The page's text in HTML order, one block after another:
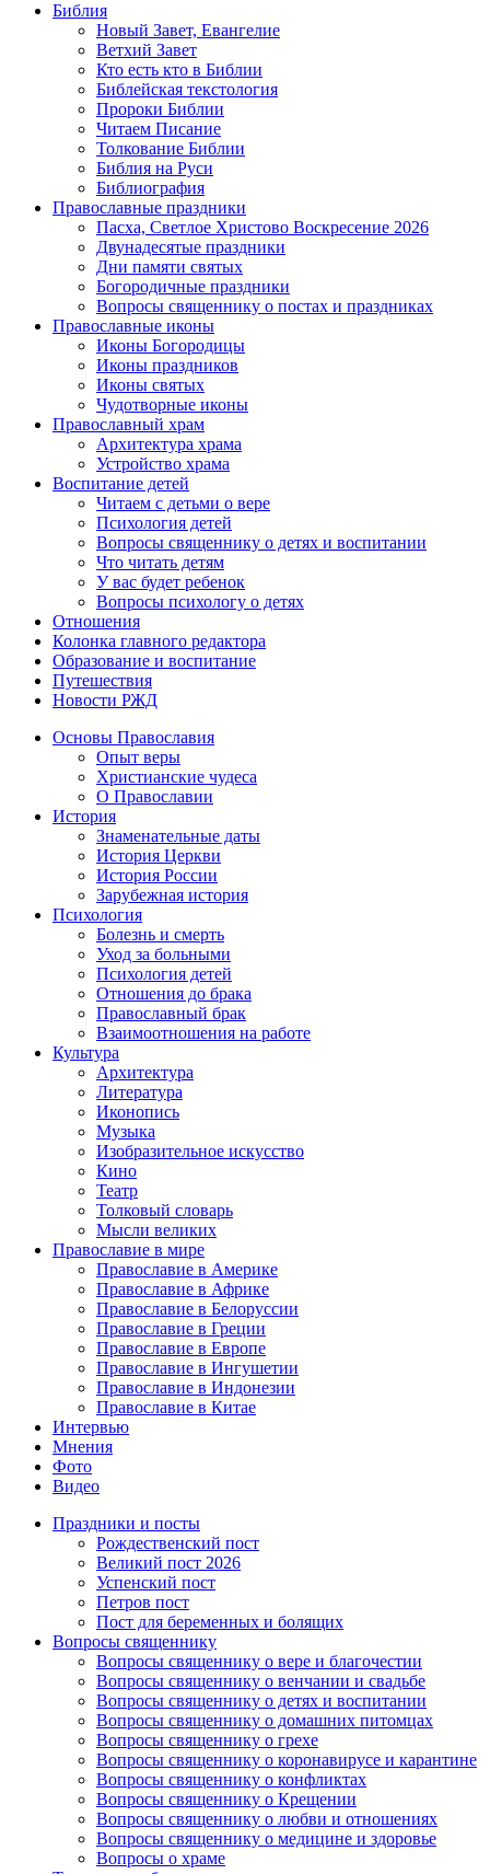
Библия
Новый Завет, Евангелие
Ветхий Завет
Кто есть кто в Библии
Библейская текстология
Пророки Библии
Читаем Писание
Толкование Библии
Библия на Руси
Библиография
Православные праздники
Пасха, Светлое Христово Воскресение 2026
Двунадесятые праздники
Дни памяти святых
Богородичные праздники
Вопросы священнику о постах и праздниках
Православные иконы
Иконы Богородицы
Иконы праздников
Иконы святых
Чудотворные иконы
Православный храм
Архитектура храма
Устройство храма
Воспитание детей
Читаем с детьми о вере
Психология детей
Вопросы священнику о детях и воспитании
Что читать детям
У вас будет ребенок
Вопросы психологу о детях
Отношения
Колонка главного редактора
Образование и воспитание
Путешествия
Новости РЖД
Основы Православия
Опыт веры
Христианские чудеса
О Православии
История
Знаменательные даты
История Церкви
История России
Зарубежная история
Психология
Болезнь и смерть
Уход за больными
Психология детей
Отношения до брака
Православный брак
Взаимоотношения на работе
Культура
Архитектура
Литература
Иконопись
Музыка
Изобразительное искусство
Кино
Театр
Толковый словарь
Мысли великих
Православие в мире
Православие в Америке
Православие в Африке
Православие в Белоруссии
Православие в Греции
Православие в Европе
Православие в Ингушетии
Православие в Индонезии
Православие в Китае
Интервью
Мнения
Фото
Видео
Праздники и посты
Рождественский пост
Великий пост 2026
Успенский пост
Петров пост
Пост для беременных и болящих
Вопросы священнику
Вопросы священнику о вере и благочестии
Вопросы священнику о венчании и свадьбе
Вопросы священнику о детях и воспитании
Вопросы священнику о домашних питомцах
Вопросы священнику о грехе
Вопросы священнику о коронавирусе и карантине
Вопросы священнику о конфликтах
Вопросы священнику о Крещении
Вопросы священнику о любви и отношениях
Вопросы священнику о медицине и здоровье
Вопросы о храме